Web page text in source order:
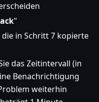
"
in Schritt 7 kopierte
das Zeitintervall (in
Benachrichtigung
weiterhin